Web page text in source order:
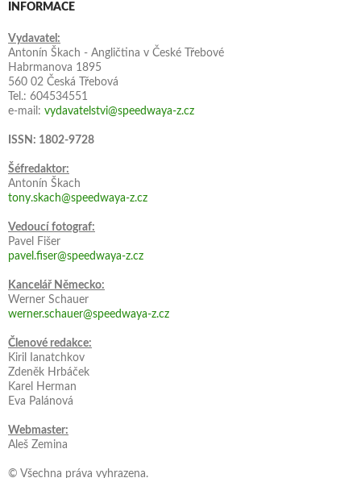
INFORMACE
Vydavatel:
Antonín Škach - Angličtina v České Třebové
Habrmanova 1895
560 02 Česká Třebová
Tel.: 604534551
e-mail: vydavatelstvi@speedwaya-z.cz
ISSN: 1802-9728
Šéfredaktor:
Antonín Škach
tony.skach@speedwaya-z.cz
Vedoucí fotograf:
Pavel Fišer
pavel.fiser@speedwaya-z.cz
Kancelář Německo:
Werner Schauer
werner.schauer@speedwaya-z.cz
Členové redakce:
Kiril Ianatchkov
Zdeněk Hrbáček
Karel Herman
Eva Palánová
Webmaster:
Aleš Zemina
© Všechna práva vyhrazena.